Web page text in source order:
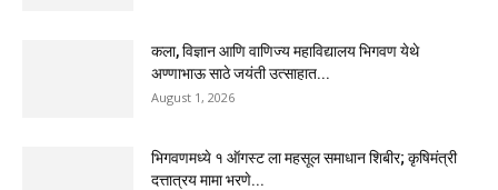
कला, विज्ञान आणि वाणिज्य महाविद्यालय भिगवण येथे
अण्णाभाऊ साठे जयंती उत्साहात...
August 1, 2026
भिगवणमध्ये १ ऑगस्ट ला महसूल समाधान शिबीर; कृषिमंत्री
दत्तात्रय मामा भरणे...